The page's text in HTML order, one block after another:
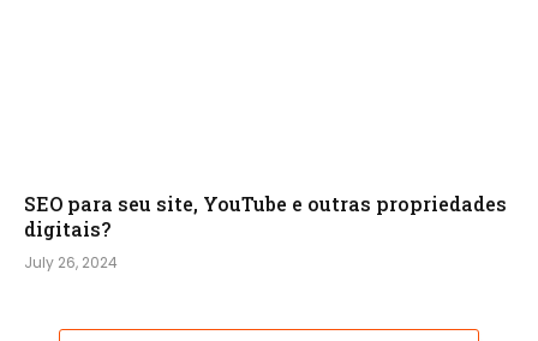
SEO para seu site, YouTube e outras propriedades
digitais?
July 26, 2024